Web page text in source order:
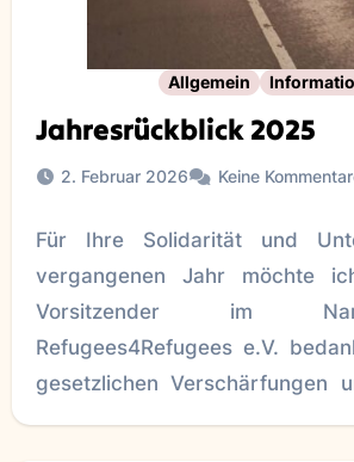
Allgemein
Jahresrückblick 2025
2. Februar 2026 Keine
Für Ihre Solidarität und
vergangenen Jahr möchte
Vorsitzender im
Refugees4Refugees e.V.
gesetzlichen Verschärfungen
weiter zunehmenden Stimmung